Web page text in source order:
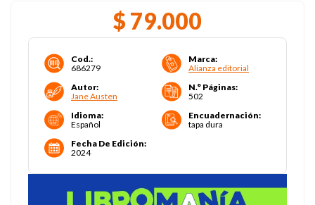
$ 79.000
Cod.:
686279
Marca:
Alianza editorial
Autor:
Jane Austen
N.° Páginas:
502
Idioma:
Español
Encuadernación:
tapa dura
Fecha De Edición:
2024